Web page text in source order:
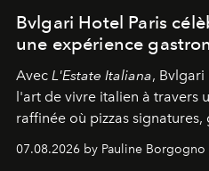
Bvlgari Hotel Paris
une expérience
Avec L'Estate Italiana, Bvlgari
l'art de vivre italien à travers
raffinée où pizzas
d'exception composent un
07.08.2026 by Pauline Borgogno